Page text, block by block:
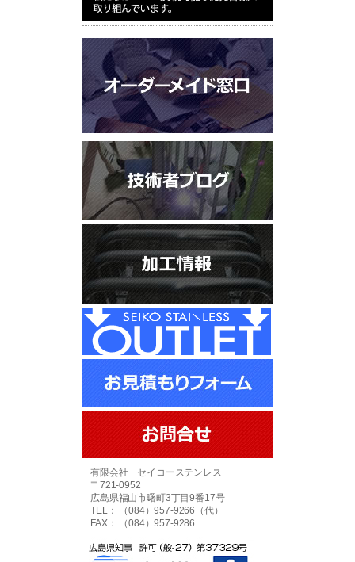
有限会社 セイコーステンレス
〒721-0952
広島県福山市曙町3丁目9番17号
TEL： （084）957-9266（代）
FAX： （084）957-9286